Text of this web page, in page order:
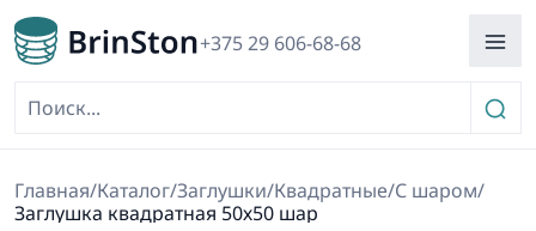
+375 29 606-68-68
Главная/Каталог/Заглушки/Квадратные/С шаром/
Заглушка квадратная 50х50 шар